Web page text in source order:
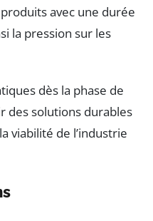
avec une durée
la pression sur les
dès la phase de
des solutions durables
viabilité de l’industrie